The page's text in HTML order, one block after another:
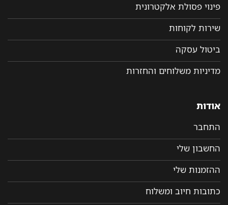
פינוי פסולת אלקטרונית
שירות לקוחות
ביטול עסקה
מדיניות משלוחים והחזרות
אודות
התחבר
החשבון שלי
ההזמנות שלי
כתובות חיוב ומשלוח